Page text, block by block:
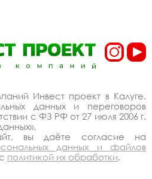
Инвест проект в Калуге.
данных и переговоров
с ФЗ РФ от 27 июля 2006 г.
вы даёте согласие на
данных и файлов
политикой их обработки.